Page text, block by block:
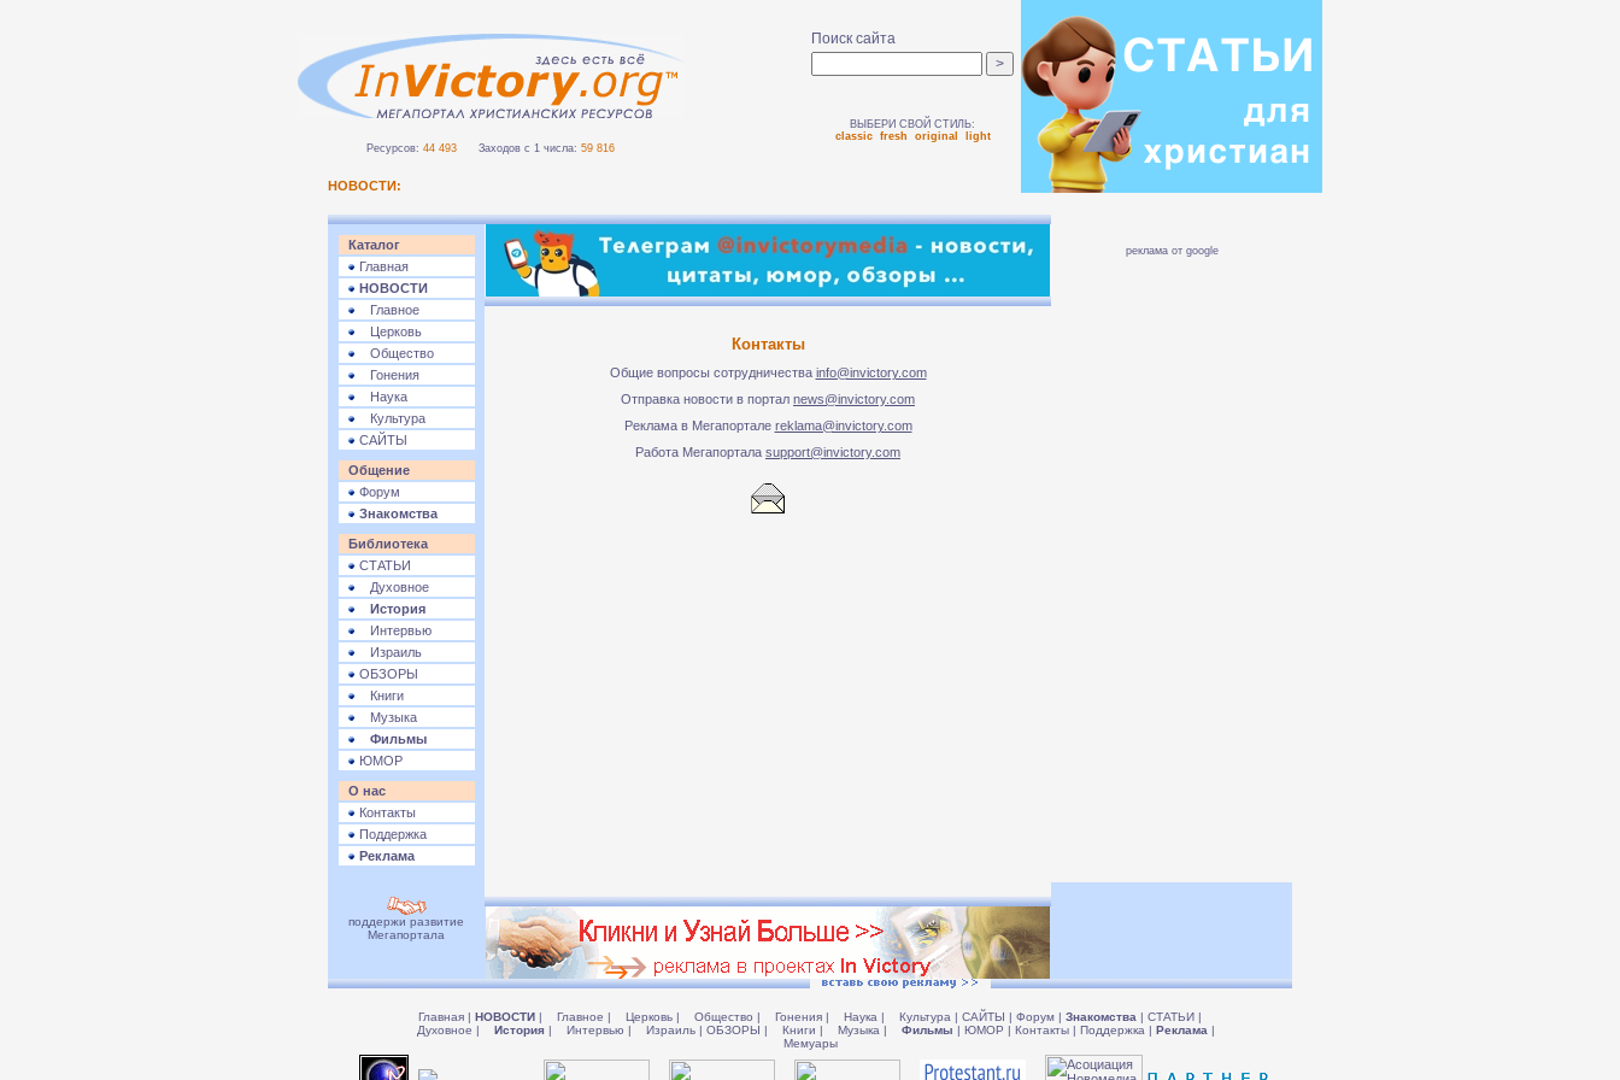
Ресурсов: 44 493 Заходов с 1 числа: 59 816
Поиск сайта
ВЫБЕРИ СВОЙ СТИЛЬ:
classic
fresh original light
НОВОСТИ:
Каталог
Главная
НОВОСТИ
Главное
Церковь
Общество
Гонения
Наука
Культура
САЙТЫ
Общение
Форум
Знакомства
Библиотека
СТАТЬИ
Духовное
История
Интервью
Израиль
ОБЗОРЫ
Книги
Музыка
Фильмы
ЮМОР
О нас
Контакты
Поддержка
Реклама
Контакты
Общие вопросы сотрудничества info@invictory.com
Отправка новости в портал news@invictory.com
Реклама в Мегапортале reklama@invictory.com
Работа Мегапортала support@invictory.com
реклама от google
поддержи развитие
Мегапортала
Главная | НОВОСТИ | Главное | Церковь | Общество | Гонения | Наука | Культура | САЙТЫ | Форум | Знакомства | СТАТЬИ |
Духовное | История | Интервью | Израиль | ОБЗОРЫ | Книги | Музыка | Фильмы | ЮМОР | Контакты | Поддержка | Реклама |
Мемуары